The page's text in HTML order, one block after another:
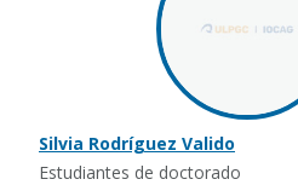
Silvia Rodríguez Valido
Estudiantes de doctorado